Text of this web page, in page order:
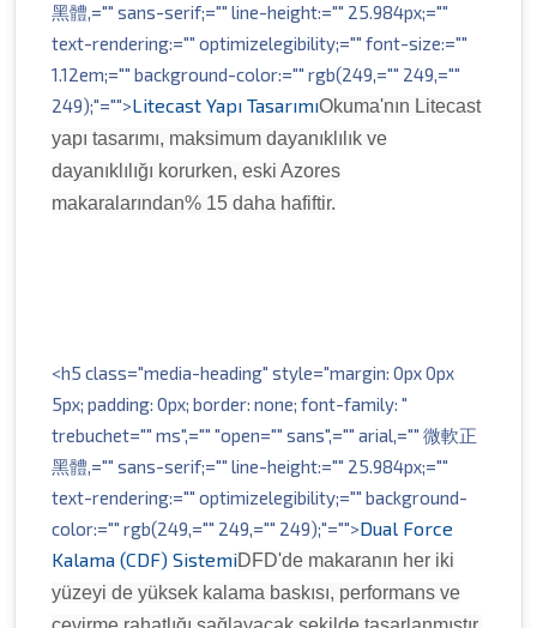
黑體,="" sans-serif;="" line-height:="" 25.984px;=""
text-rendering:="" optimizelegibility;="" font-size:=""
1.12em;="" background-color:="" rgb(249,="" 249,=""
249);"="">Litecast Yapı TasarımıOkuma'nın Litecast
yapı tasarımı, maksimum dayanıklılık ve
dayanıklılığı korurken, eski Azores
makaralarından% 15 daha hafiftir.
<h5 class="media-heading" style="margin: 0px 0px
5px; padding: 0px; border: none; font-family: "
trebuchet="" ms",="" "open="" sans",="" arial,="" 微軟正
黑體,="" sans-serif;="" line-height:="" 25.984px;=""
text-rendering:="" optimizelegibility;="" background-
color:="" rgb(249,="" 249,="" 249);"="">Dual Force
Kalama (CDF) SistemiDFD'de makaranın her iki
yüzeyi de yüksek kalama baskısı, performans ve